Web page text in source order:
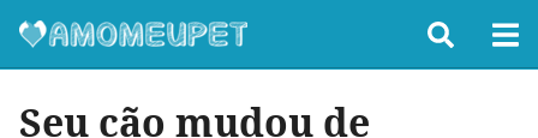
Seu cão mudou de